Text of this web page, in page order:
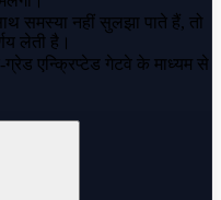
समस्या नहीं सुलझा पाते हैं, तो
लेती है।
ग्रेड एन्क्रिप्टेड गेटवे के माध्यम से